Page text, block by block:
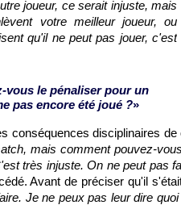
joueur, ce serait injuste, mais
votre meilleur joueur, ou
qu'il ne peut pas jouer, c'est
vous le pénaliser pour un
pas encore été joué ?»
conséquences disciplinaires
mais comment pouvez-
très injuste. On ne peut pas
Avant de préciser qu'il
Je ne peux pas leur dire quoi